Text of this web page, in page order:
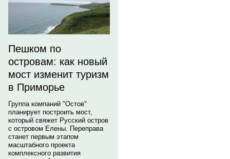
Пешком по
островам: как новый
мост изменит туризм
в Приморье
Группа компаний "Остов"
планирует построить мост,
который свяжет Русский остров
с островом Елены. Переправа
станет первым этапом
масштабного проекта
комплексного развития